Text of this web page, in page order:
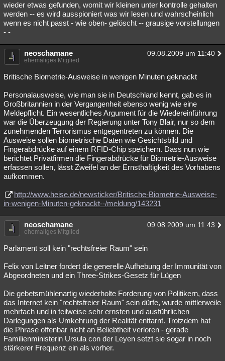
wieder etwas gefunden, womit wir kleinen unter kontrolle gehalten
werden -- es wird ausspioniert was wir lesen und wahrscheinlich
wenn es nicht passt - wie oben- gelöscht -- grausige vorstellungen
- -
neoschamane 09.08.2009 um 11:40
ehemaliges Mitglied
Britische Biometrie-Ausweise in wenigen Minuten geknackt
Personalausweise, wie man sie in Deutschland kennt, gab es in
Großbritannien in der Vergangenheit ebenso wenig wie eine
Meldepflicht. Ein wesentliches Argument für die Wiedereinführung
war die Überzeugung der Regierung unter Tony Blair, nur so dem
zunehmenden Terrorismus entgegentreten zu können. Die
Ausweise sollen biometrische Daten wie Gesichtsbild und
Fingerabdrücke auf einem RFID-Chip speichern. Dass nun wie
berichtet Privatfirmen die Fingerabdrücke für Biometrie-Ausweise
erfassen sollen, lässt Zweifel an der Ernsthaftigkeit des Vorhabens
aufkommen.
http://www.heise.de/newsticker/Britische-Biometrie-Ausweise-
in-wenigen-Minuten-geknackt--/meldung/143231
neoschamane 09.08.2009 um 11:43
ehemaliges Mitglied
Parlament soll kein "rechtsfreier Raum" sein
Felix von Leitner fordert die generelle Aufhebung der Immunität von
Abgeordneten und ein Three-Strikes-Gesetz für Lügen
Die gebetsmühlenartig wiederholte Forderung von Politikern, dass
das Internet kein "rechtsfreier Raum" sein dürfe, wurde mittlerweile
mehrfach und in teilweise sehr ernsten und ausführlichen
Darlegungen als Umkehrung der Realität enttarnt. Trotzdem hat
die Phrase offenbar nicht an Beliebtheit verloren - gerade
Familienministerin Ursula con der Leyen setzt sie sogar in noch
stärkerer Frequenz ein als vorher.